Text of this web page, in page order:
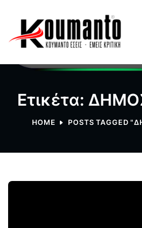
Ετικέτα:
HOME POSTS TAGGED